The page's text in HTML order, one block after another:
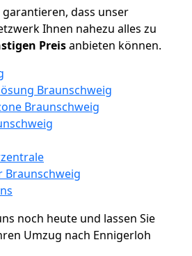
dass unser
Ihnen nahezu alles zu
Preisanbieten können.
Braunschweig
Braunschweig
Braunschweig
noch heute und lassen Sie
Umzug nach Ennigerloh